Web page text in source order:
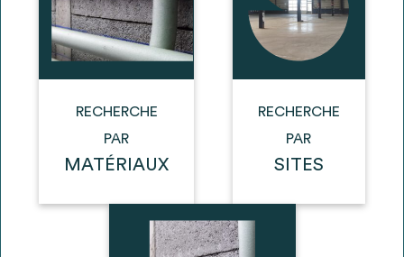
3
Exporter sa liste et ses fiches produits
pour l’utiliser comme un outil d’aide à la
Être recontacté afin d’obtenir plus de
renseignements sur les modalités et
stratégies de récupérations
RECHERCHE
PAR
MATÉRIAUX
RECHERCHE
PAR
SITES